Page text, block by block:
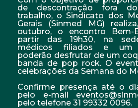
de descontração fora
trabalho, o Sindicato dos
Gerais (Sinmed MG)
outubro, o encontro Bem-
partir das 19h30, na
médicos filiados e um
poderão desfrutar de um
banda de pop rock. O
celebrações da Semana do
Confirme presença até o
pelo e-mail
pelo telefone 31 99332 0096.